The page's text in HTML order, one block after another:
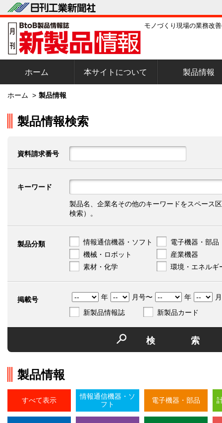
モノづくり現場の業務改
ホーム 本サイトについて 製品情報
ホーム > 製品情報
製品情報検索
資料請求番号
キーワード
製品名、企業名その他のキーワードをスペース
検索）。
製品分類 情報通信機器・ソフト
電子機器・部品
機械・ロボット
産業機器
素材・化学
環境・エネルギ
掲載号 年 月号〜 年
新製品情報誌
新製品カード
検
製品情報
すべて表示
情報通信機器・ソ
フト
電子機器・部品